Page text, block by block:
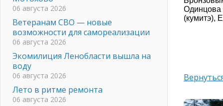
Одинцова
(кумитэ),
06 августа 2026
Ветеранам СВО — новые
возможности для самореализации
06 августа 2026
Экомилиция Ленобласти вышла на
воду
06 августа 2026
Лето в ритме ремонта
06 августа 2026